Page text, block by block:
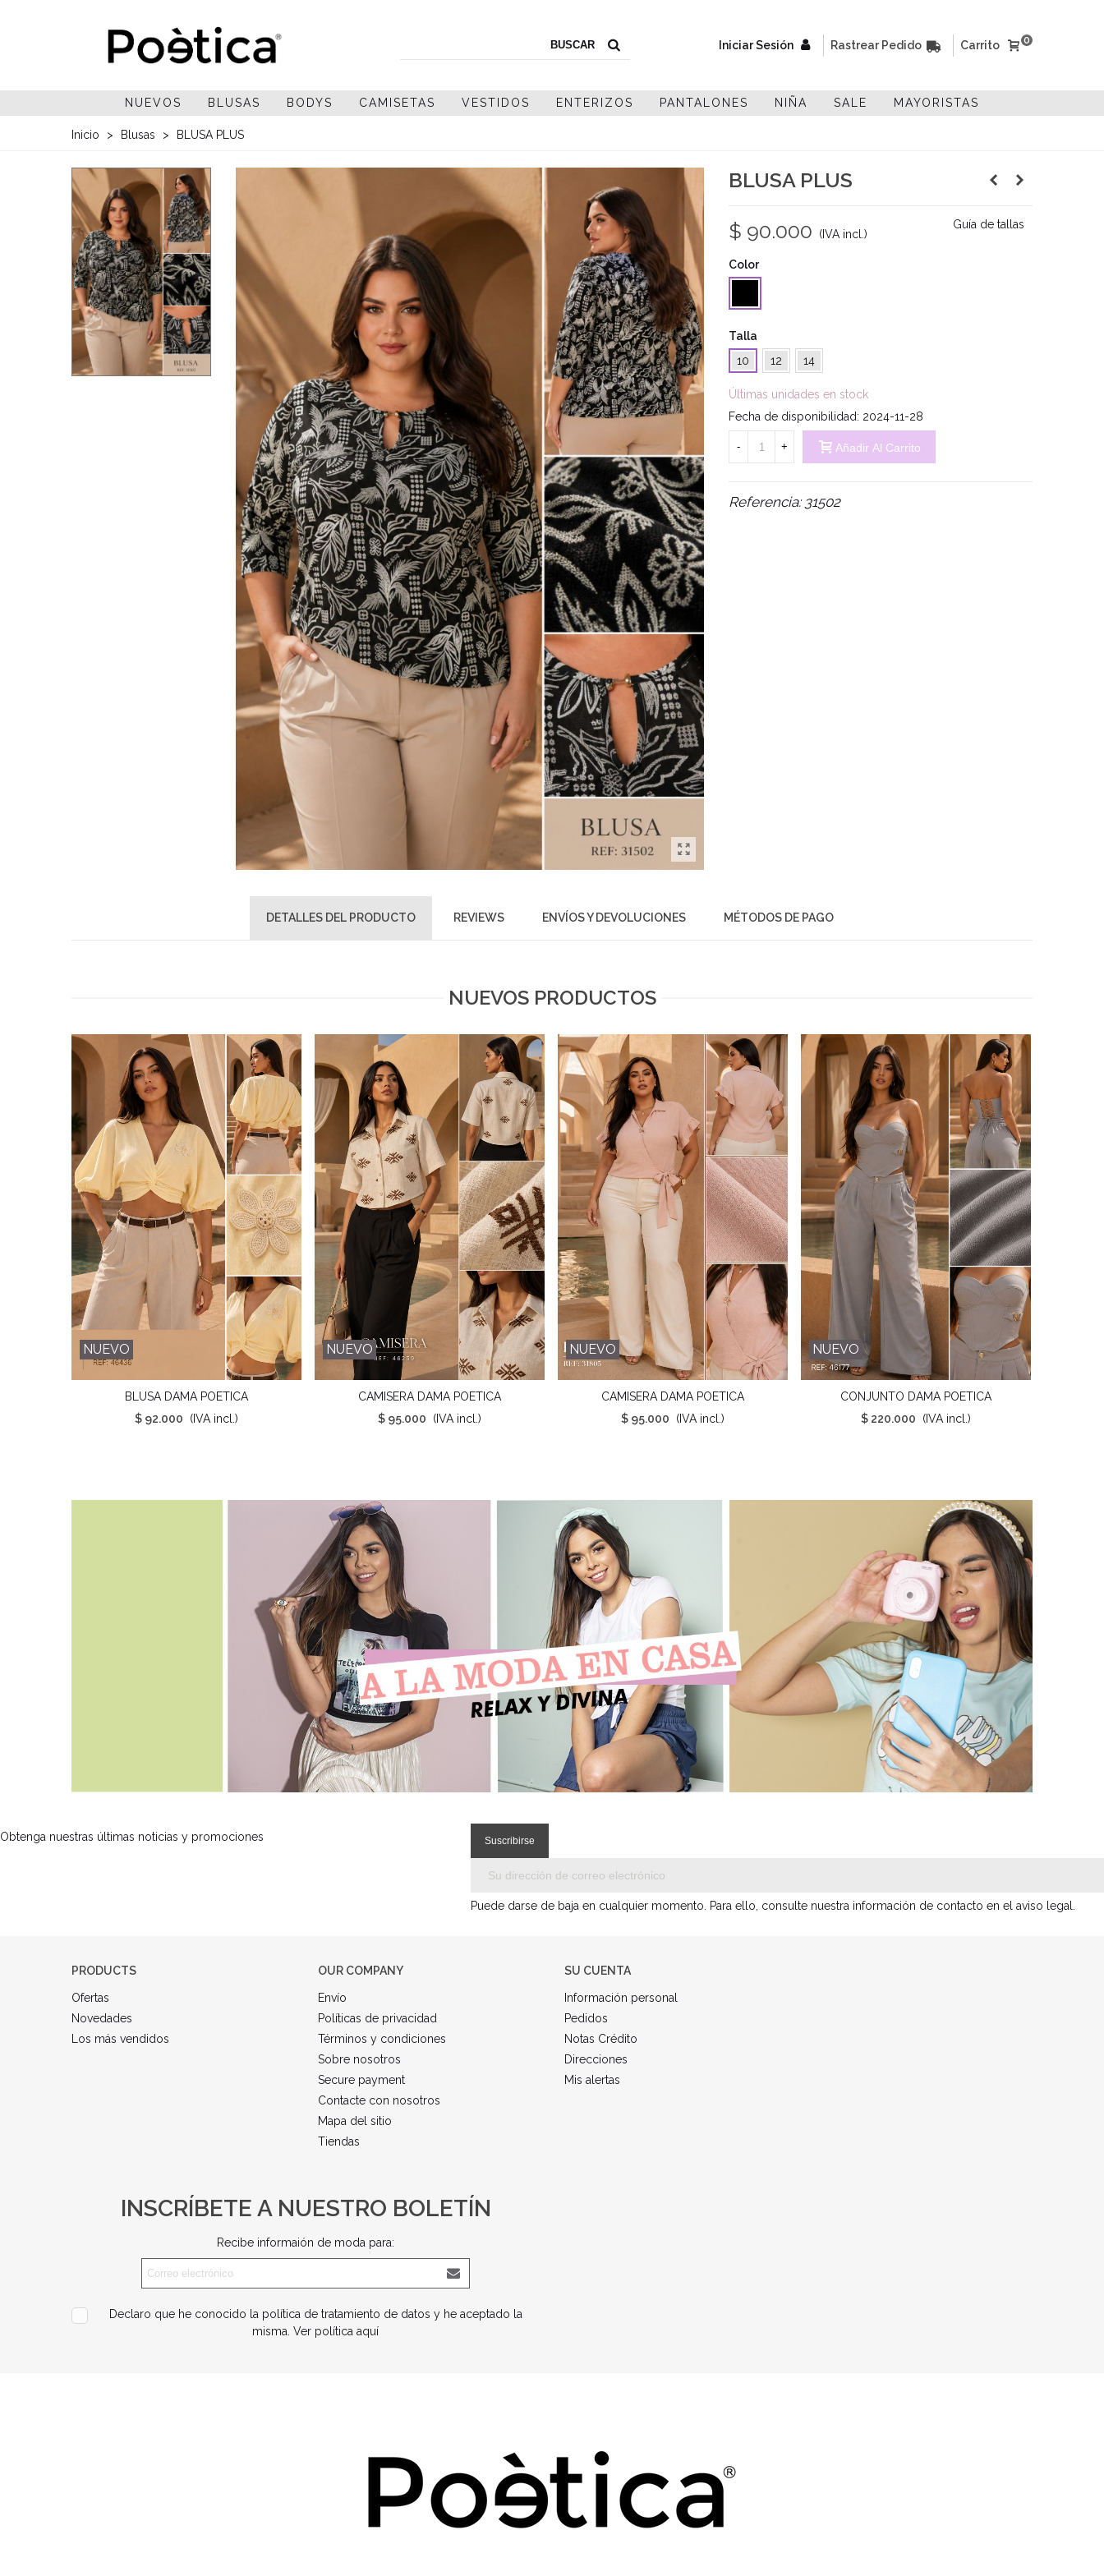
Iniciar Sesión Rastrear Pedido 0
Carrito
NUEVOS BLUSAS BODYS CAMISETAS VESTIDOS ENTERIZOS PANTALONES NIÑA SALE MAYORISTAS
Inicio > Blusas > BLUSA PLUS
BLUSA PLUS
$ 90.000 (IVA incl.)
Guía de tallas
Color
Talla
10
12 14
Últimas unidades en stock
Fecha de disponibilidad: 2024-11-28
- + Añadir Al Carrito
Referencia: 31502
DETALLES DEL PRODUCTO REVIEWS ENVÍOS Y DEVOLUCIONES MÉTODOS DE PAGO
NUEVOS PRODUCTOS
NUEVO
Favorito
BLUSA DAMA POETICA
$ 92.000
(IVA incl.)
NUEVO
Favorito
CAMISERA DAMA POETICA
$ 95.000
(IVA incl.)
NUEVO
Favorito
CAMISERA DAMA POETICA
$ 95.000
(IVA incl.)
NUEVO
Favorito
CONJUNTO DAMA POETICA
$ 220.000
(IVA incl.)
Obtenga nuestras últimas noticias y promociones
Puede darse de baja en cualquier momento. Para ello, consulte nuestra información de contacto en el aviso legal.
PRODUCTS
Ofertas
Novedades
Los más vendidos
OUR COMPANY
Envío
Políticas de privacidad
Términos y condiciones
Sobre nosotros
Secure payment
Contacte con nosotros
Mapa del sitio
Tiendas
SU CUENTA
Información personal
Pedidos
Notas Crédito
Direcciones
Mis alertas
INSCRÍBETE A NUESTRO BOLETÍN
Recibe informaión de moda para:
Declaro que he conocido la política de tratamiento de datos y he aceptado la
misma. Ver política aquí